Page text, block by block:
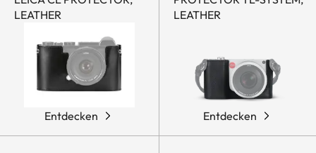
LEATHER
Entdecken
LEATHER
Entdecken